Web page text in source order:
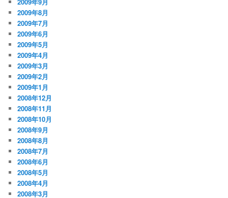
2009年8月
2009年7月
2009年6月
2009年5月
2009年4月
2009年3月
2009年2月
2009年1月
2008年12月
2008年11月
2008年10月
2008年9月
2008年8月
2008年7月
2008年6月
2008年5月
2008年4月
2008年3月